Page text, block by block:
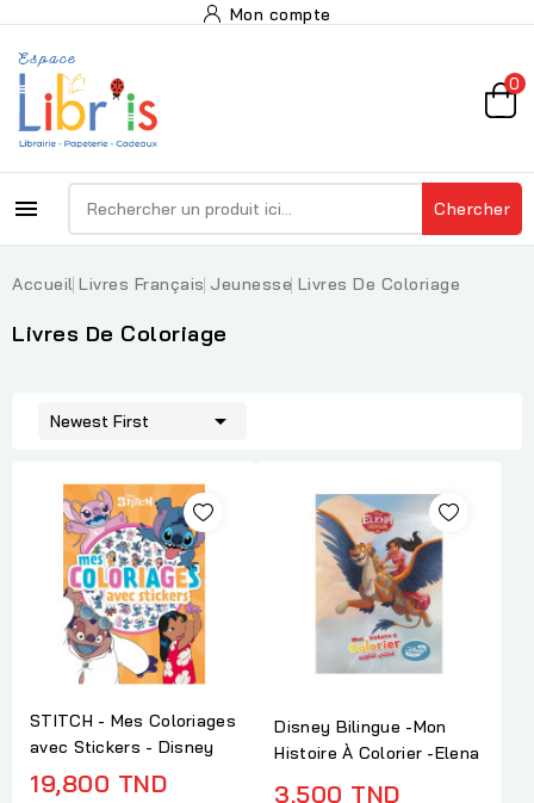
Mon compte
0
 Chercher
Accueil Livres Français Jeunesse Livres De Coloriage
Livres De Coloriage
Newest First 
STITCH - Mes Coloriages
avec Stickers - Disney
19,800 TND
Disney Bilingue -Mon
Histoire À Colorier -Elena
3,500 TND